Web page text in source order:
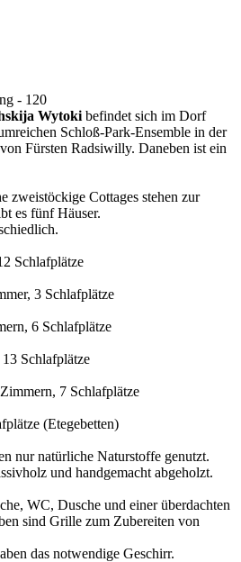
- 120
Wytoki befindet sich im Dorf
Schloß-Park-Ensemble in der
Fürsten Radsiwilly. Daneben ist ein
zweistöckige Cottages stehen zur
es fünf Häuser.
Schlafplätze
3 Schlafplätze
6 Schlafplätze
Schlafplätze
7 Schlafplätze
(Etegebetten)
nur natürliche Naturstoffe genutzt.
und handgemacht abgeholzt.
WC, Dusche und einer überdachten
sind Grille zum Zubereiten von
das notwendige Geschirr.